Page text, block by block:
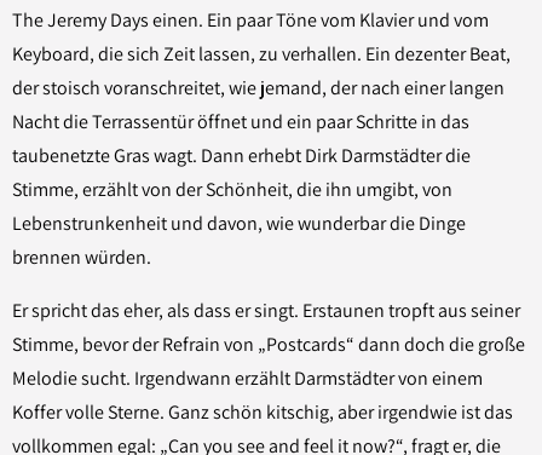
The Jeremy Days einen. Ein paar Töne vom Klavier und vom
Keyboard, die sich Zeit lassen, zu verhallen. Ein dezenter Beat,
der stoisch voranschreitet, wie jemand, der nach einer langen
Nacht die Terrassentür öffnet und ein paar Schritte in das
taubenetzte Gras wagt. Dann erhebt Dirk Darmstädter die
Stimme, erzählt von der Schönheit, die ihn umgibt, von
Lebenstrunkenheit und davon, wie wunderbar die Dinge
brennen würden.
Er spricht das eher, als dass er singt. Erstaunen tropft aus seiner
Stimme, bevor der Refrain von „Postcards“ dann doch die große
Melodie sucht. Irgendwann erzählt Darmstädter von einem
Koffer volle Sterne. Ganz schön kitschig, aber irgendwie ist das
vollkommen egal: „Can you see and feel it now?“, fragt er, die